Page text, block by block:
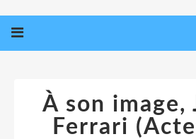
À son image,
Ferrari